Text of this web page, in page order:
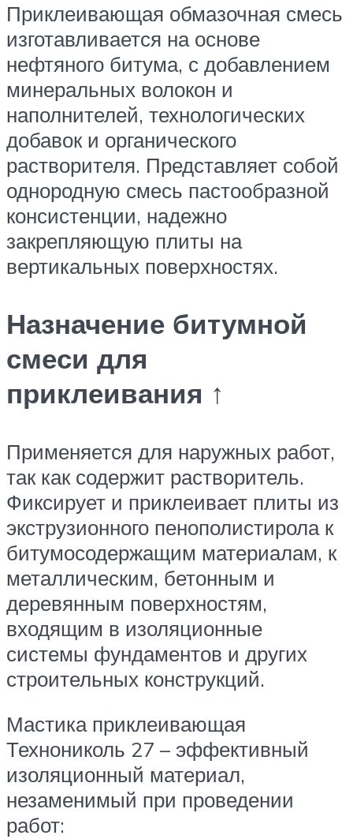
Приклеивающая обмазочная смесь
изготавливается на основе
нефтяного битума, с добавлением
минеральных волокон и
наполнителей, технологических
добавок и органического
растворителя. Представляет собой
однородную смесь пастообразной
консистенции, надежно
закрепляющую плиты на
вертикальных поверхностях.
Назначение битумной
смеси для
приклеивания ↑
Применяется для наружных работ,
так как содержит растворитель.
Фиксирует и приклеивает плиты из
экструзионного пенополистирола к
битумосодержащим материалам, к
металлическим, бетонным и
деревянным поверхностям,
входящим в изоляционные
системы фундаментов и других
строительных конструкций.
Мастика приклеивающая
Технониколь 27 – эффективный
изоляционный материал,
незаменимый при проведении
работ: